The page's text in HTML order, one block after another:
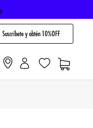
Suscribete y obtén 10%OFF